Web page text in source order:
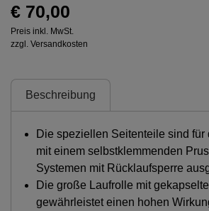
€ 70,00
Preis inkl. MwSt.
zzgl. Versandkosten
Beschreibung
Die speziellen Seitenteile sind für
mit einem selbstklemmenden
Systemen mit Rücklaufsperre
Die große Laufrolle mit
gewährleistet einen hohen